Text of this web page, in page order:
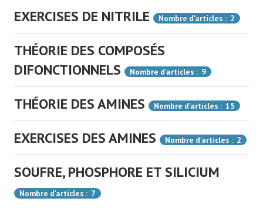
EXERCISES DE NITRILE Nombre d'articles : 2
THÉORIE DES COMPOSÉS
DIFONCTIONNELS
Nombre d'articles : 9
THÉORIE DES AMINES Nombre d'articles : 15
EXERCISES DES AMINES Nombre d'articles : 2
SOUFRE, PHOSPHORE ET SILICIUM
Nombre d'articles : 7